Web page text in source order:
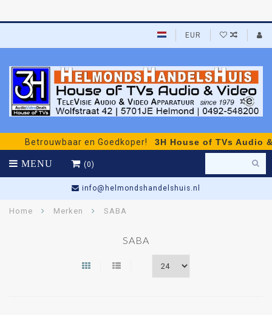
EUR
Betrouwbaar en Goedkoper!3H House of TVs Audio &
MENU (0)
info@helmondshandelshuis.nl
Home Merken SABA
SABA